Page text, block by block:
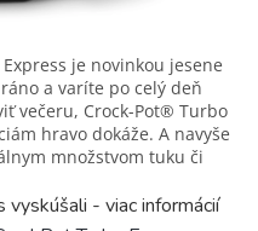
je novinkou jesene
a varíte po celý deň
večeru, Crock-Pot® Turbo
hravo dokáže. A navyše
množstvom tuku či
vyskúšali - viac informácií